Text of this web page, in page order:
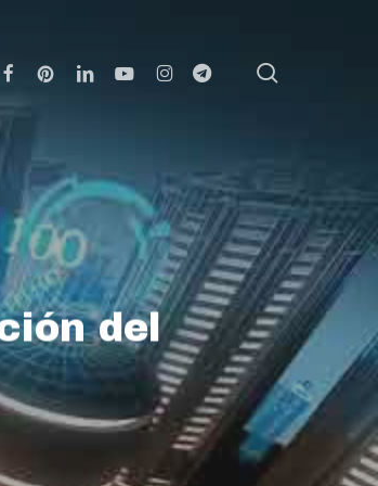
PinterestLinkedinYoutubeInstagramTelegram
del